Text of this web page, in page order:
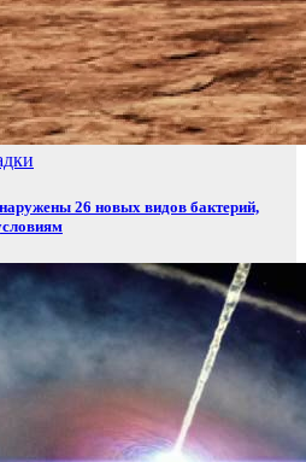
26 новых видов бактерий,